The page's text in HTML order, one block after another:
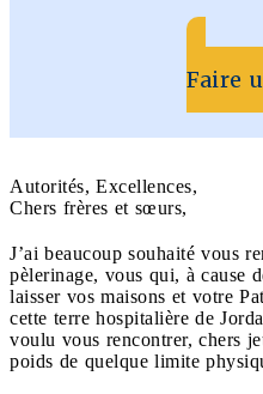
Faire
Autorités, Excellences,
Chers frères et sœurs,
J’ai beaucoup souhaité vous
pèlerinage, vous qui, à cause
laisser vos maisons et votre
cette terre hospitalière de
voulu vous rencontrer, chers
poids de quelque limite